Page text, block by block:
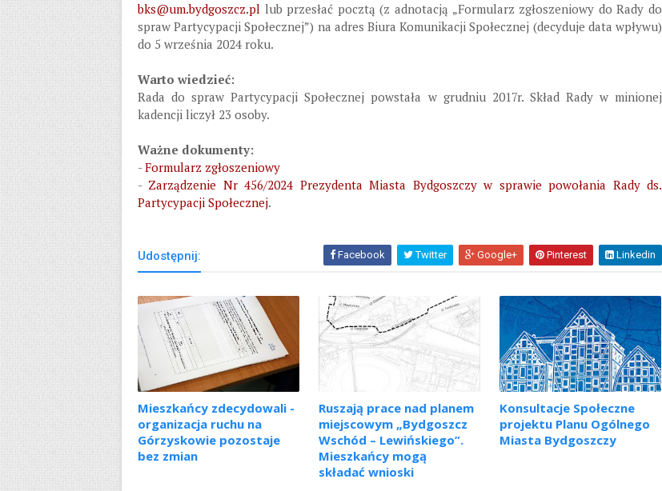
bks@um.bydgoszcz.pl lub przesłać pocztą (z adnotacją „Formularz zgłoszeniowy do Rady do
spraw Partycypacji Społecznej”) na adres Biura Komunikacji Społecznej (decyduje data wpływu)
do 5 września 2024 roku.
Warto wiedzieć:
Rada do spraw Partycypacji Społecznej powstała w grudniu 2017r. Skład Rady w minionej
kadencji liczył 23 osoby.
Ważne dokumenty:
-Formularz zgłoszeniowy
- Zarządzenie Nr 456/2024 Prezydenta Miasta Bydgoszczy w sprawie powołania Rady ds.
Partycypacji Społecznej.
Udostępnij: Facebook Twitter Google+ Pinterest Linkedin
Mieszkańcy zdecydowali -
organizacja ruchu na
Górzyskowie pozostaje
bez zmian
Ruszają prace nad planem
miejscowym „Bydgoszcz
Wschód – Lewińskiego”.
Mieszkańcy mogą
składać wnioski
Konsultacje Społeczne
projektu Planu Ogólnego
Miasta Bydgoszczy